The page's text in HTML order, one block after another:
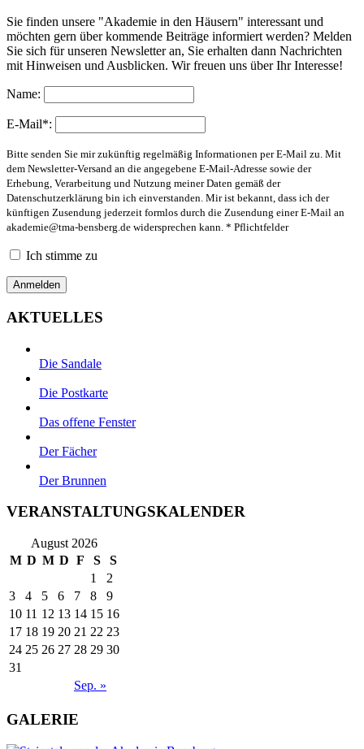
Sie finden unsere "Akademie in den Häusern" interessant und
möchten gern über kommende Beiträge informiert werden? Melden
Sie sich für unseren Newsletter an, Sie erhalten dann Nachrichten
mit Hinweisen und Ausblicken. Wir freuen uns über Ihr Interesse!
Name:
E-Mail*:
Bitte senden Sie mir zukünftig regelmäßig Informationen per E-Mail zu. Mit
dem Newsletter-Versand an die angegebene E-Mail-Adresse sowie der
Erhebung, Verarbeitung und Nutzung meiner Daten gemäß der
Datenschutzerklärung bin ich einverstanden. Mir ist bekannt, dass ich der
künftigen Zusendung jederzeit formlos durch die Zusendung einer E-Mail an
akademie@tma-bensberg.de widersprechen kann. * Pflichtfelder
Ich stimme zu
AKTUELLES
Die Sandale
Die Postkarte
Das offene Fenster
Der Fächer
Der Brunnen
VERANSTALTUNGSKALENDER
August 2026
M D M D F S S
Sep. »
1
2
3
4 5 6 7 8
9
10 11 12 13 14 15 16
17 18 19 20 21 22 23
24 25 26 27 28 29 30
31
GALERIE